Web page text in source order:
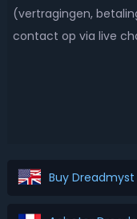
(vertragingen,
contact op via live
Buy Dreadmyst